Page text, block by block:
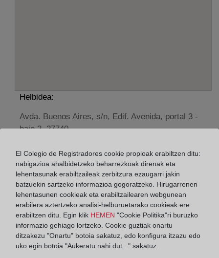
Helbidea:
Avda. Buenos Aires, s/n, Edif. Avenida, portal 3 -
bajo 2, 27740
De lunes a viernes de 09:00 a 17:00 horas
Agosto: De lunes a viernes de 09:00 a 14:00 horas
Los días 24 y 31 de diciembre de 09:00 a 14:00
horas
Datos de contacto:
982 50 70 02
El Colegio de Registradores cookie propioak erabiltzen ditu:
nabigazioa ahalbidetzeko beharrezkoak direnak eta
lehentasunak erabiltzaileak zerbitzura ezaugarri jakin
batzuekin sartzeko informazioa gogoratzeko. Hirugarrenen
lehentasunen cookieak eta erabiltzailearen webgunean
erabilera aztertzeko analisi-helburuetarako cookieak ere
erabiltzen ditu. Egin klik HEMEN "Cookie Politika"ri buruzko
informazio gehiago lortzeko. Cookie guztiak onartu
ditzakezu "Onartu" botoia sakatuz, edo konfigura itzazu edo
uko egin botoia "Aukeratu nahi dut..." sakatuz.